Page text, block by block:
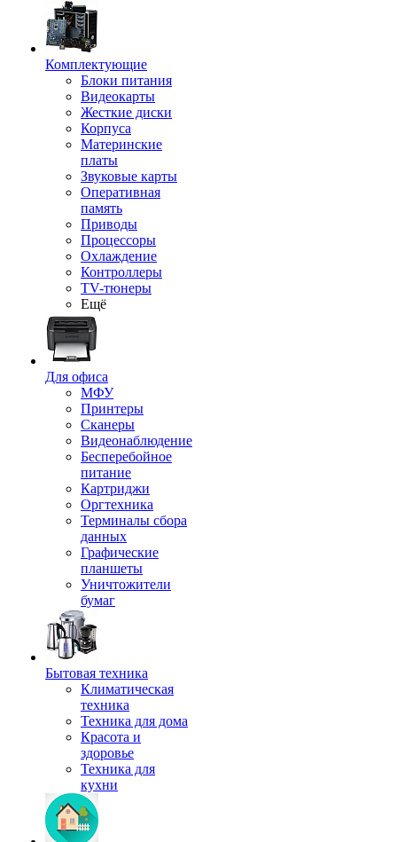
Комплектующие
Блоки питания
Видеокарты
Жесткие диски
Корпуса
Материнские
платы
Звуковые карты
Оперативная
память
Приводы
Процессоры
Охлаждение
Контроллеры
TV-тюнеры
Ещё
Для офиса
МФУ
Принтеры
Сканеры
Видеонаблюдение
Бесперебойное
питание
Картриджи
Оргтехника
Терминалы сбора
данных
Графические
планшеты
Уничтожители
бумаг
Бытовая техника
Климатическая
техника
Техника для дома
Красота и
здоровье
Техника для
кухни